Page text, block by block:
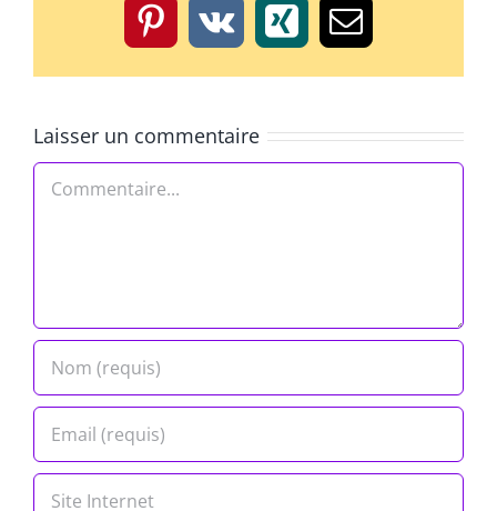
Pinterest
Vk XingEmail
Laisser un commentaire
Commentaire